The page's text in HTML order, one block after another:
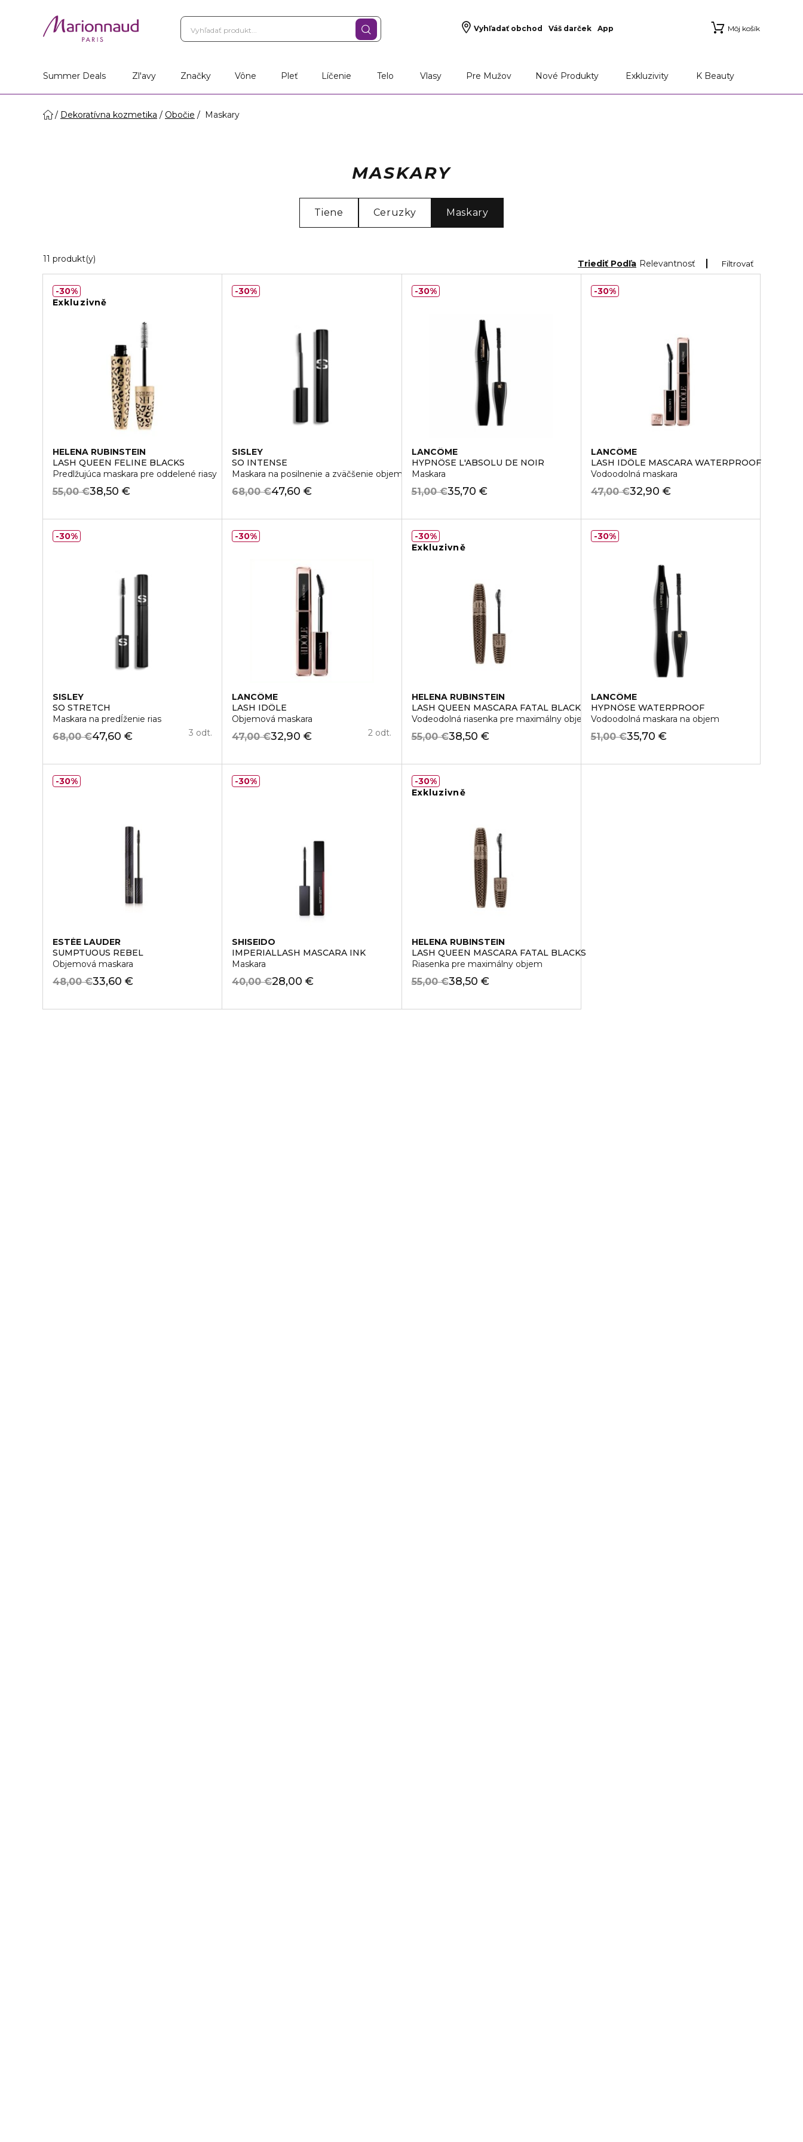
Vyhľadať obchod Váš darček App Môj košík
Summer Deals Zl'avy Značky Vône Pleť Líčenie Telo Vlasy Pre Mužov Nové Produkty Exkluzivity K Beauty
Dekoratívna kozmetika Obočie Maskary
MASKARY
Tiene Ceruzky Maskary
11 produkt(y) Filtrovať
Triediť Podľa Relevantnosť
Exkluzivně
HELENA RUBINSTEIN
LASH QUEEN FELINE BLACKS
Predlžujúca maskara pre oddelené riasy
38,50 €
55,00 €
30%
SISLEY
SO INTENSE
Maskara na posilnenie a zväčšenie objemu rias
47,60 €
68,00 €
30%
LANCÔME
HYPNÔSE L'ABSOLU DE NOIR
Maskara
35,70 €
51,00 €
30%
LANCÔME
LASH IDÔLE MASCARA WATERPROOF
Vodoodolná maskara
32,90 €
47,00 €
30%
SISLEY
SO STRETCH
Maskara na predĺženie rias
47,60 €
68,00 € 3 odt.
30%
LANCÔME
LASH IDÔLE
Objemová maskara
32,90 €
47,00 € 2 odt.
30%
Exkluzivně
HELENA RUBINSTEIN
LASH QUEEN MASCARA FATAL BLACKS WATERPROOF
Vodeodolná riasenka pre maximálny objem
38,50 €
55,00 €
30%
LANCÔME
HYPNÔSE WATERPROOF
Vodoodolná maskara na objem
35,70 €
51,00 €
30%
ESTÉE LAUDER
SUMPTUOUS REBEL
Objemová maskara
33,60 €
48,00 €
30%
SHISEIDO
IMPERIALLASH MASCARA INK
Maskara
28,00 €
40,00 €
30%
Exkluzivně
HELENA RUBINSTEIN
LASH QUEEN MASCARA FATAL BLACKS
Riasenka pre maximálny objem
38,50 €
55,00 €
30%